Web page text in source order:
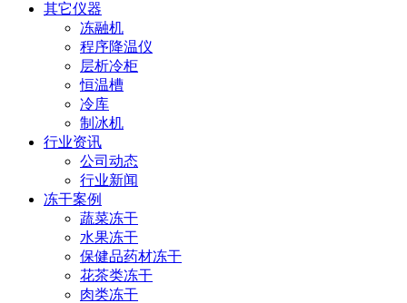
其它仪器
冻融机
程序降温仪
层析冷柜
恒温槽
冷库
制冰机
行业资讯
公司动态
行业新闻
冻干案例
蔬菜冻干
水果冻干
保健品药材冻干
花茶类冻干
肉类冻干